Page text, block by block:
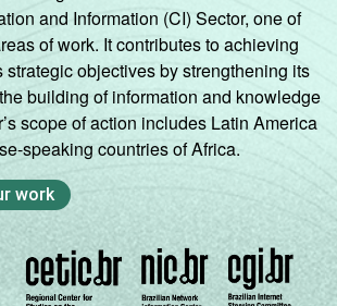
and Information (CI) Sector, one of
of work. It contributes to achieving
strategic objectives by strengthening its
building of information and knowledge
scope of action includes Latin America
speaking countries of Africa.
work